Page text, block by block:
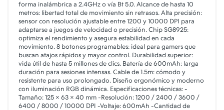
forma inalámbrica a 2.4GHz o vía Bt 5.0. Alcance de hasta 10
metros: libertad total de movimiento sin retrasos. Alta precisión:
sensor con resolución ajustable entre 1200 y 10000 DPI para
adaptarse a juegos de velocidad o precisión. Chip SG8925:
optimiza el rendimiento y asegura estabilidad en cada
movimiento. 8 botones programables: ideal para gamers que
buscan atajos rápidos y mayor control. Durabilidad superior:
vida útil de hasta 5 millones de clics. Batería de 600mAh: larga
duración para sesiones intensas. Cable de 1.5m: cómodo y
resistente para uso prolongado. Diseño ergonómico y moderno
con iluminación RGB dinámica. Especificaciones técnicas: -
Tamaño: 125 × 63 × 40 mm -Resolución: 1200 / 2400 / 3600 /
6400 / 8000 / 10000 DPI -Voltaje: 600mAh -Cantidad de